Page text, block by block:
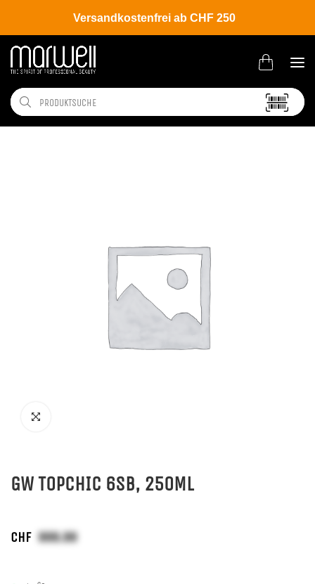
Versandkostenfrei ab CHF 250
Shop Hair Coloration Permanente Haarfarbe
GW TOPCHIC 6SB, 250ML
CHF